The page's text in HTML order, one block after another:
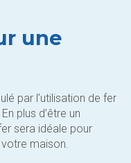
une
par l’utilisation de fer
plus d’être un
sera idéale pour
maison.